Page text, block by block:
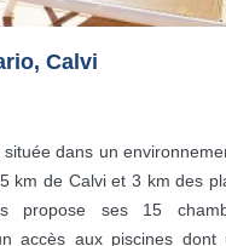
Calvi
située dans un
km de Calvi et 3 km des
propose ses 15
accès aux piscines dont